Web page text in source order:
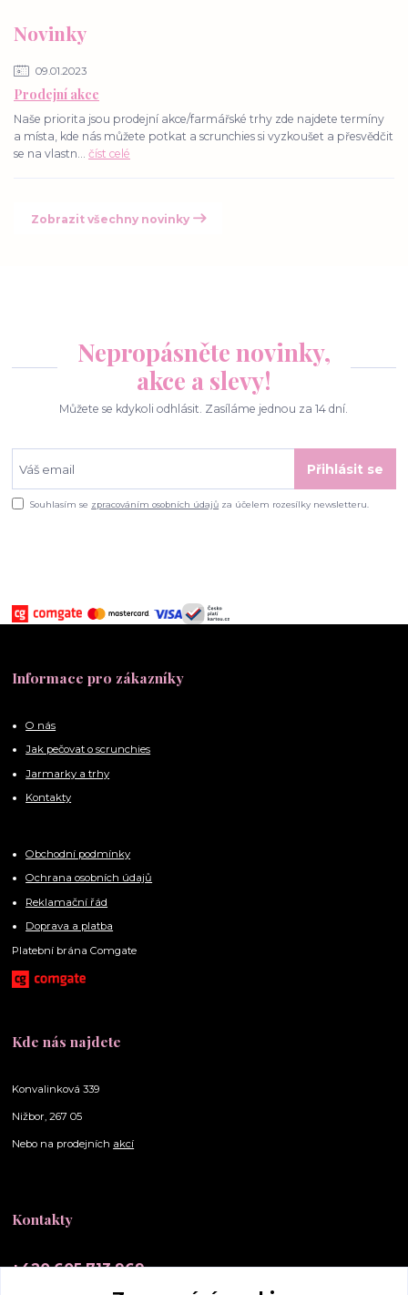
Novinky
09.01.2023
Prodejní akce
Naše priorita jsou prodejní akce/farmářské trhy zde najdete termíny
a místa, kde nás můžete potkat a scrunchies si vyzkoušet a přesvědčit
se na vlastn... číst celé
Zobrazit všechny novinky
Nepropásněte novinky,
akce a slevy!
Můžete se kdykoli odhlásit. Zasíláme jednou za 14 dní.
Přihlásit se
Souhlasím se zpracováním osobních údajů za účelem rozesílky newsletteru.
Informace pro zákazníky
O nás
Jak pečovat o scrunchies
Jarmarky a trhy
Kontakty
Obchodní podmínky
Ochrana osobních údajů
Reklamační řád
Doprava a platba
Platební brána Comgate
Kde nás najdete
Konvalinková 339
Nižbor, 267 05
Nebo na prodejních akcí
Kontakty
+420 605 713 969